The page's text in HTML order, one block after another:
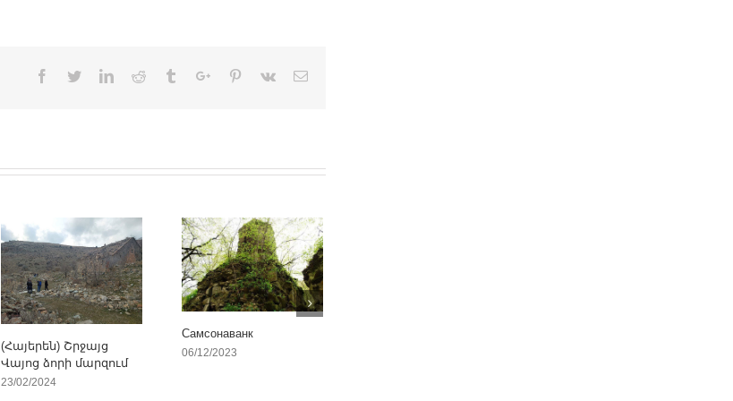
Facebook
TwitterLinkedinReddit TumblrGoogle+Pinterest
Vk Email
(Հայերեն) Շրջայց
Վայոց ձորի մարզում
23/02/2024
Самсонаванк
06/12/2023